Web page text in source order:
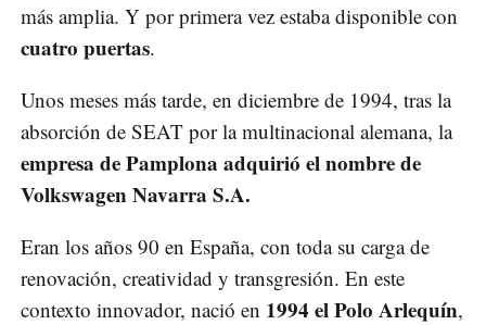
más amplia. Y por primera vez estaba disponible con
cuatro puertas.
Unos meses más tarde, en diciembre de 1994, tras la
absorción de SEAT por la multinacional alemana, la
empresa de Pamplona adquirió el nombre de
Volkswagen Navarra S.A.
Eran los años 90 en España, con toda su carga de
renovación, creatividad y transgresión. En este
contexto innovador, nació en 1994 el Polo Arlequín,